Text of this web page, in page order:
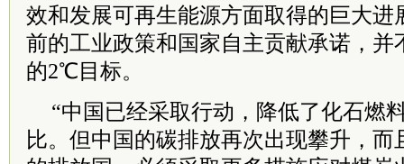
效和发展可再生能源方面取得的巨大进
前的工业政策和国家自主贡献承诺，并
的2℃目标。
“中国已经采取行动，降低了化石燃
比。但中国的碳排放再次出现攀升，而